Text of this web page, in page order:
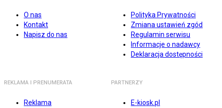
O nas
Kontakt
Napisz do nas
Polityka Prywatności
Zmiana ustawień zgód
Regulamin serwisu
Informacje o nadawcy
Deklaracja dostępności
REKLAMA I PRENUMERATA
Reklama
PARTNERZY
E-kiosk.pl